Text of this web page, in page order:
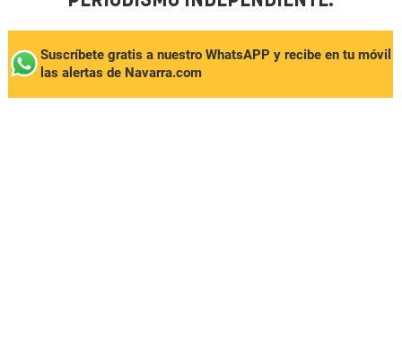
Suscríbete gratis a nuestro WhatsAPP y recibe en tu móvil
las alertas de Navarra.com